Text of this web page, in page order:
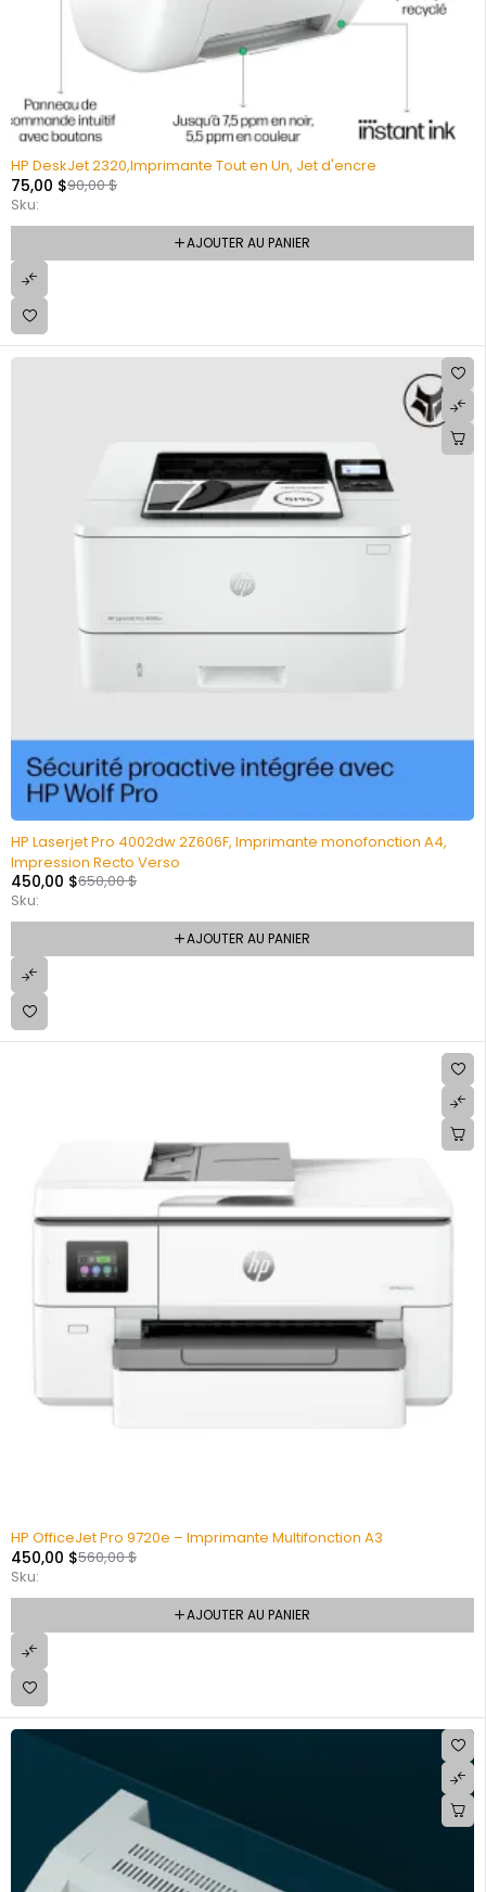
HP DeskJet 2320,Imprimante Tout en Un, Jet d'encre
90,00$
75,00 $
Sku:
AJOUTER AU PANIER
HP Laserjet Pro 4002dw 2Z606F, Imprimante monofonction A4,
Impression Recto Verso
650,00$
450,00 $
Sku:
AJOUTER AU PANIER
HP OfficeJet Pro 9720e – Imprimante Multifonction A3
560,00$
450,00 $
Sku:
AJOUTER AU PANIER